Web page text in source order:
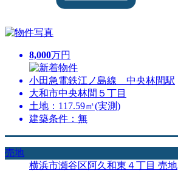
8,000万円
小田急電鉄江ノ島線 中央林間駅
大和市中央林間５丁目
土地：117.59㎡(実測)
建築条件：無
売地
横浜市瀬谷区阿久和東４丁目 売地